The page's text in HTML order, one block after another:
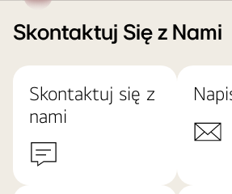
Update
Skontaktuj Się z Nami
Skontaktuj się z
nami